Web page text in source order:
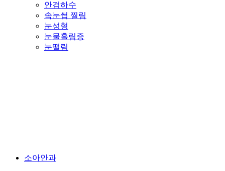
안검하수
속눈썹 찔림
눈성형
눈물흘림증
눈떨림
소아안과